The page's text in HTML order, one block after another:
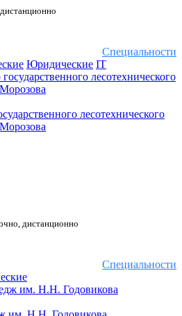
Специальности
Юридические IT
лесотехнического
дистанционно
Специальности